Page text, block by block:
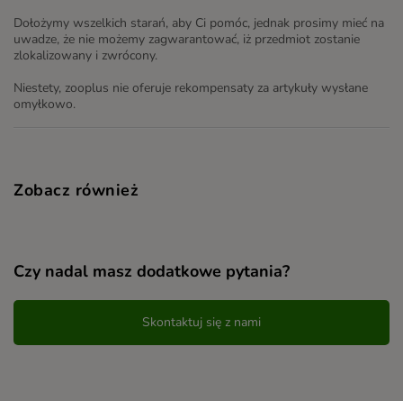
Dołożymy wszelkich starań, aby Ci pomóc, jednak prosimy mieć na
uwadze, że nie możemy zagwarantować, iż przedmiot zostanie
zlokalizowany i zwrócony.
Niestety, zooplus nie oferuje rekompensaty za artykuły wysłane
omyłkowo.
Zobacz również
Czy nadal masz dodatkowe pytania?
Skontaktuj się z nami